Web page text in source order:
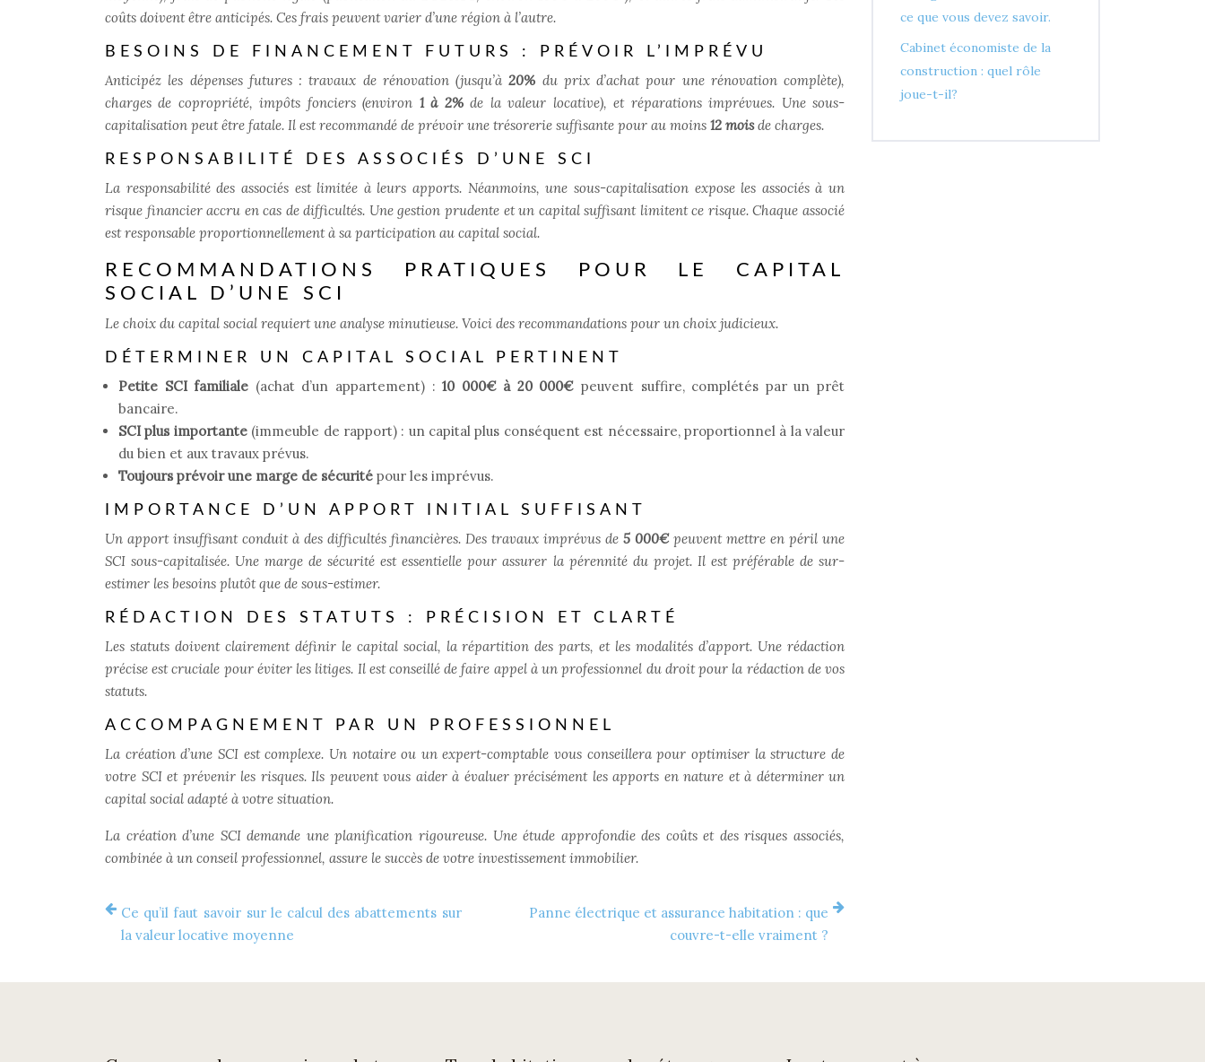
coûts doivent être anticipés. Ces frais peuvent varier d’une région à l’autre.
BESOINS DE FINANCEMENT FUTURS : PRÉVOIR L’IMPRÉVU
Anticipéz les dépenses futures : travaux de rénovation (jusqu’à20% du prix d’achat pour une rénovation complète),
charges de copropriété, impôts fonciers (environ 1 à 2%de la valeur locative), et réparations imprévues. Une sous-
capitalisation peut être fatale. Il est recommandé de prévoir une trésorerie suffisante pour au moins 12 moisde charges.
RESPONSABILITÉ DES ASSOCIÉS D’UNE SCI
La responsabilité des associés est limitée à leurs apports. Néanmoins, une sous-capitalisation expose les associés à un
risque financier accru en cas de difficultés. Une gestion prudente et un capital suffisant limitent ce risque. Chaque associé
est responsable proportionnellement à sa participation au capital social.
RECOMMANDATIONS PRATIQUES POUR LE CAPITAL
SOCIAL D’UNE SCI
Le choix du capital social requiert une analyse minutieuse. Voici des recommandations pour un choix judicieux.
DÉTERMINER UN CAPITAL SOCIAL PERTINENT
Petite SCI familiale (achat d’un appartement) :10 000€ à 20 000€peuvent suffire, complétés par un prêt
bancaire.
SCI plus importante (immeuble de rapport) : un capital plus conséquent est nécessaire, proportionnel à la valeur
du bien et aux travaux prévus.
Toujours prévoir une marge de sécurité pour les imprévus.
IMPORTANCE D’UN APPORT INITIAL SUFFISANT
Un apport insuffisant conduit à des difficultés financières. Des travaux imprévus de 5 000€ peuvent mettre en péril une
SCI sous-capitalisée. Une marge de sécurité est essentielle pour assurer la pérennité du projet. Il est préférable de sur-
estimer les besoins plutôt que de sous-estimer.
RÉDACTION DES STATUTS : PRÉCISION ET CLARTÉ
Les statuts doivent clairement définir le capital social, la répartition des parts, et les modalités d’apport. Une rédaction
précise est cruciale pour éviter les litiges. Il est conseillé de faire appel à un professionnel du droit pour la rédaction de vos
statuts.
ACCOMPAGNEMENT PAR UN PROFESSIONNEL
La création d’une SCI est complexe. Un notaire ou un expert-comptable vous conseillera pour optimiser la structure de
votre SCI et prévenir les risques. Ils peuvent vous aider à évaluer précisément les apports en nature et à déterminer un
capital social adapté à votre situation.
La création d’une SCI demande une planification rigoureuse. Une étude approfondie des coûts et des risques associés,
combinée à un conseil professionnel, assure le succès de votre investissement immobilier.
Ce qu’il faut savoir sur le calcul des abattements sur
la valeur locative moyenne
Panne électrique et assurance habitation : que
couvre-t-elle vraiment ?
ce que vous devez savoir.
Cabinet économiste de la
construction : quel rôle
joue-t-il?